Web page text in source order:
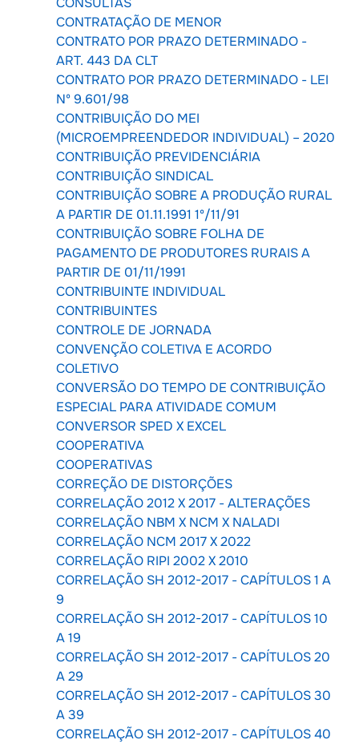
CONTRATAÇÃO DE MENOR
CONTRATO POR PRAZO DETERMINADO -
ART. 443 DA CLT
CONTRATO POR PRAZO DETERMINADO - LEI
Nº 9.601/98
CONTRIBUIÇÃO DO MEI
(MICROEMPREENDEDOR INDIVIDUAL) – 2020
CONTRIBUIÇÃO PREVIDENCIÁRIA
CONTRIBUIÇÃO SINDICAL
CONTRIBUIÇÃO SOBRE A PRODUÇÃO RURAL
A PARTIR DE 01.11.1991 1º/11/91
CONTRIBUIÇÃO SOBRE FOLHA DE
PAGAMENTO DE PRODUTORES RURAIS A
PARTIR DE 01/11/1991
CONTRIBUINTE INDIVIDUAL
CONTRIBUINTES
CONTROLE DE JORNADA
CONVENÇÃO COLETIVA E ACORDO
COLETIVO
CONVERSÃO DO TEMPO DE CONTRIBUIÇÃO
ESPECIAL PARA ATIVIDADE COMUM
CONVERSOR SPED X EXCEL
COOPERATIVA
COOPERATIVAS
CORREÇÃO DE DISTORÇÕES
CORRELAÇÃO 2012 X 2017 - ALTERAÇÕES
CORRELAÇÃO NBM X NCM X NALADI
CORRELAÇÃO NCM 2017 X 2022
CORRELAÇÃO RIPI 2002 X 2010
CORRELAÇÃO SH 2012-2017 - CAPÍTULOS 1 A
9
CORRELAÇÃO SH 2012-2017 - CAPÍTULOS 10
A 19
CORRELAÇÃO SH 2012-2017 - CAPÍTULOS 20
A 29
CORRELAÇÃO SH 2012-2017 - CAPÍTULOS 30
A 39
CORRELAÇÃO SH 2012-2017 - CAPÍTULOS 40